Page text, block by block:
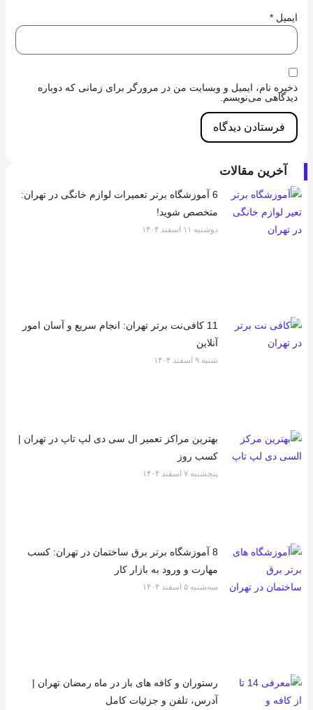
ایمیل *
ذخیره نام، ایمیل و وبسایت من در مرورگر برای زمانی که دوباره
دیدگاهی می‌نویسم.
آخرین مقالات
6 آموزشگاه برتر تعمیرات لوازم خانگی در تهران:
متخصص شوید!
دوشنبه ۱۱ اسفند ۱۴۰۴
11 کافی‌نت برتر تهران: انجام سریع و آسان امور
آنلاین
شنبه ۹ اسفند ۱۴۰۴
بهترین مراکز تعمیر ال سی دی لپ تاپ در تهران |
کسب روز
پنجشنبه ۷ اسفند ۱۴۰۴
8 آموزشگاه برتر برق ساختمان در تهران: کسب
مهارت و ورود به بازار کار
سه‌شنبه ۵ اسفند ۱۴۰۴
رستوران‌ و کافه های باز در ماه رمضان تهران |
آدرس، تلفن و جزئیات کامل